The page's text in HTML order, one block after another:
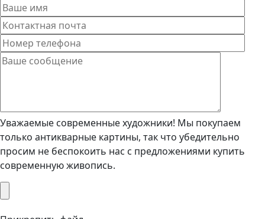
Уважаемые современные художники! Мы покупаем
только антикварные картины, так что убедительно
просим не беспокоить нас с предложениями купить
современную живопись.